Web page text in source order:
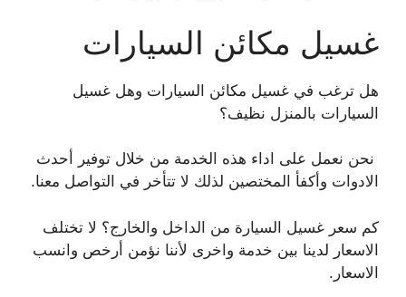
غسيل مكائن السيارات
هل ترغب في غسيل مكائن السيارات وهل غسيل
السيارات بالمنزل نظيف؟
نحن نعمل على اداء هذه الخدمة من خلال توفير أحدث
الادوات وأكفأ المختصين لذلك لا تتأخر في التواصل معنا.
كم سعر غسيل السيارة من الداخل والخارج؟ لا تختلف
الاسعار لدينا بين خدمة واخرى لأننا نؤمن أرخص وانسب
الاسعار.